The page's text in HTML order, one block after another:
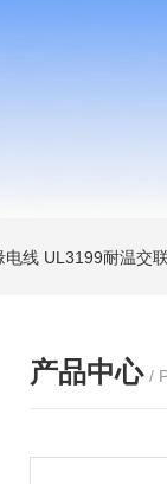
电线 UL3199耐温交
产品中心 /